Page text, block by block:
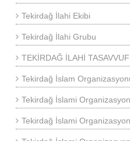
Tekirdağ İlahi Ekibi
Tekirdağ İlahi Grubu
TEKİRDAĞ İLAHİ
Tekirdağ İslam
Tekirdağ İslami Organizasyon
Tekirdağ İslami